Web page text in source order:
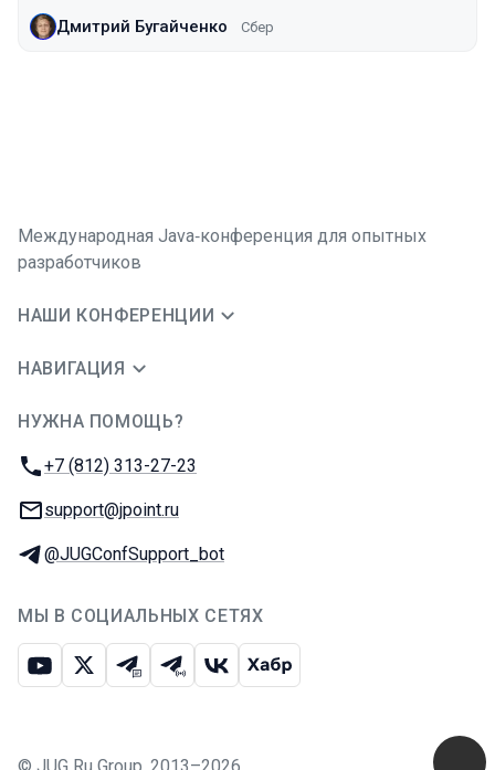
Дмитрий Бугайченко Сбер
Международная Java‑конференция для опытных
разработчиков
НАШИ КОНФЕРЕНЦИИ
НАВИГАЦИЯ
НУЖНА ПОМОЩЬ?
Телефон:
+7 (812) 313-27-23
E-mail:
support@jpoint.ru
Телеграм:
@JUGConfSupport_bot
МЫ В СОЦИАЛЬНЫХ СЕТЯХ
ЮтубИкс Телеграм-чат
Телеграм-канал
ВКонтакте
Хабр